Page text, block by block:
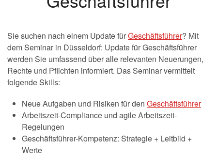
Sie suchen nach einem Update fürGeschäftsführer? Mit
dem Seminar in Düsseldorf: Update für Geschäftsführer
werden Sie umfassend über alle relevanten Neuerungen,
Rechte und Pflichten informiert. Das Seminar vermittelt
folgende Skills:
Neue Aufgaben und Risiken für den Geschäftsführer
Arbeitszeit-Compliance und agile Arbeitszeit-
Regelungen
Geschäftsführer-Kompetenz: Strategie + Leitbild +
Werte